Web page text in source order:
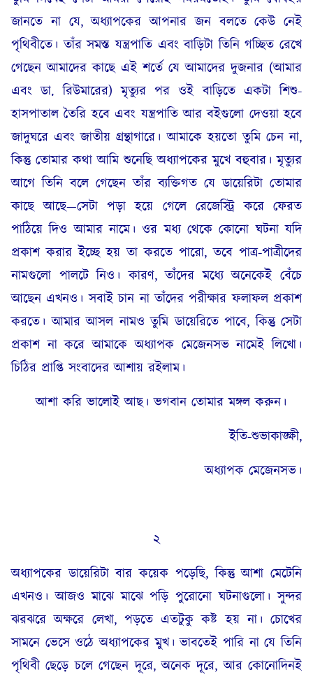
জানতে না যে, অধ্যাপকের আপনার জন বলতে কেউ নেই
পৃথিবীতে। তাঁর সমস্ত যন্ত্রপাতি এবং বাড়িটা তিনি গচ্ছিত রেখে
গেছেন আমাদের কাছে এই শর্তে যে আমাদের দুজনার (আমার
এবং ডা. রিউমারের) মৃত্যুর পর ওই বাড়িতে একটা শিশু-
হাসপাতাল তৈরি হবে এবং যন্ত্রপাতি আর বইগুলো দেওয়া হবে
জাদুঘরে এবং জাতীয় গ্রন্থাগারে। আমাকে হয়তো তুমি চেন না,
কিন্তু তোমার কথা আমি শুনেছি অধ্যাপকের মুখে বহুবার। মৃত্যুর
আগে তিনি বলে গেছেন তাঁর ব্যক্তিগত যে ডায়েরিটা তোমার
কাছে আছে—সেটা পড়া হয়ে গেলে রেজেস্ট্রি করে ফেরত
পাঠিয়ে দিও আমার নামে। ওর মধ্য থেকে কোনো ঘটনা যদি
প্রকাশ করার ইচ্ছে হয় তা করতে পারো, তবে পাত্র-পাত্রীদের
নামগুলো পালটে নিও। কারণ, তাঁদের মধ্যে অনেকেই বেঁচে
আছেন এখনও। সবাই চান না তাঁদের পরীক্ষার ফলাফল প্রকাশ
করতে। আমার আসল নামও তুমি ডায়েরিতে পাবে, কিন্তু সেটা
প্রকাশ না করে আমাকে অধ্যাপক মেজেনসভ নামেই লিখো।
চিঠির প্রাপ্তি সংবাদের আশায় রইলাম।
আশা করি ভালোই আছ। ভগবান তোমার মঙ্গল করুন।
ইতি-শুভাকাঙ্ক্ষী,
অধ্যাপক মেজেনসভ।
২
অধ্যাপকের ডায়েরিটা বার কয়েক পড়েছি, কিন্তু আশা মেটেনি
এখনও। আজও মাঝে মাঝে পড়ি পুরোনো ঘটনাগুলো। সুন্দর
ঝরঝরে অক্ষরে লেখা, পড়তে এতটুকু কষ্ট হয় না। চোখের
সামনে ভেসে ওঠে অধ্যাপকের মুখ। ভাবতেই পারি না যে তিনি
পৃথিবী ছেড়ে চলে গেছেন দূরে, অনেক দূরে, আর কোনোদিনই